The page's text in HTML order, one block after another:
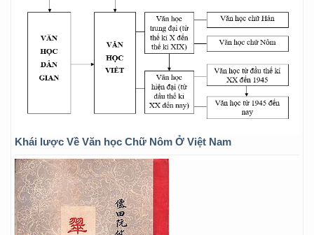
Khái lược Về Văn học Chữ Nôm Ở Việt Nam